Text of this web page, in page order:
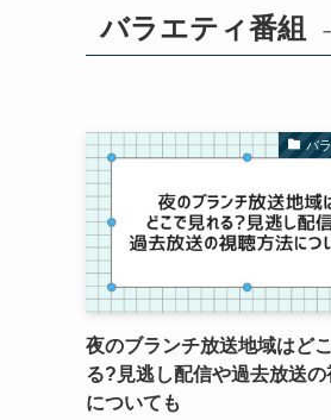
バラエティ番組
バ
夜のブランチ放送地域はど
る?見逃し配信や過去放送の
についても